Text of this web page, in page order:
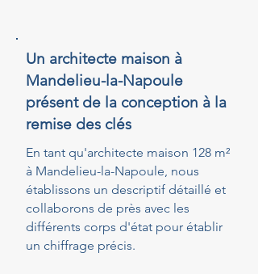
Un architecte maison à
Mandelieu-la-Napoule
présent de la conception à la
remise des clés
En tant qu'architecte maison 128 m²
à Mandelieu-la-Napoule, nous
établissons un descriptif détaillé et
collaborons de près avec les
différents corps d'état pour établir
un chiffrage précis.